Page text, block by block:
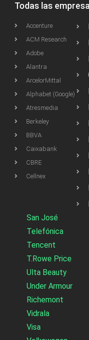
Todas las
Accenture
ACM Research
Adobe
Alantra
ArcelorMittal
Alphabet (Google)
Atresmedia
Berkeley
BBVA
Caixabank
CBRE
Cellnex
San José
Telefónica
Tencent
T.Rowe Price
Ulta Beauty
Under Armour
Richemont
Vidrala
Visa